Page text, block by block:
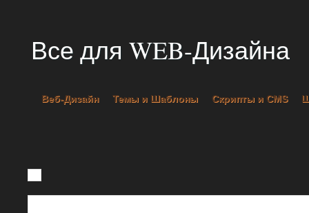
Все для WEB-Дизайна
Веб-Дизайн Темы и Шаблоны Скрипты и CMS